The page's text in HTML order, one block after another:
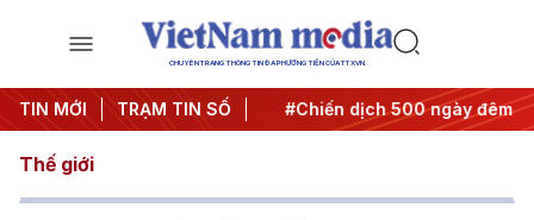
CHUYÊN TRANG THÔNG TIN ĐA PHƯƠNG TIỆN CỦA TTXVN
TIN MỚI TRẠM TIN SỐ
quyết thành hành động #Chiến dịch 500 ngày đêm
Thế giới